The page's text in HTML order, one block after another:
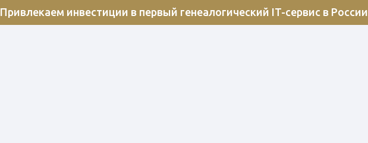
Привлекаем инвестиции в первый генеалогический IT-сервис в России